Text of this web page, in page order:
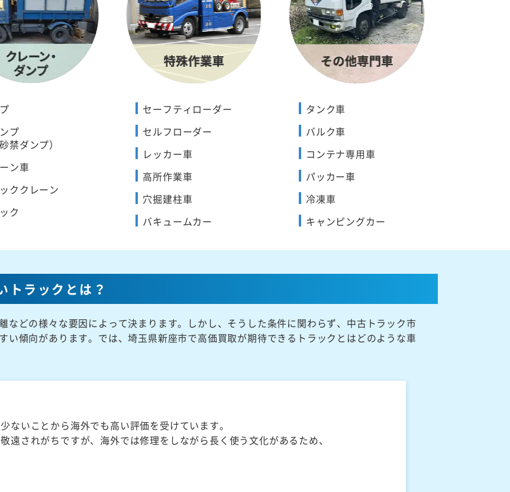
プ
砂禁ダンプ）
ン車
ククレーン
ク
セーフティローダー
セルフローダー
レッカー車
高所作業車
穴掘建柱車
バキュームカー
タンク車
バルク車
コンテナ専用車
パッカー車
冷凍車
キャンピングカー
トラックとは？
などの様々な要因によって決まります。しかし、そうした条件に関わらず、中古トラック市
い傾向があります。では、埼玉県新座市で高価買取が期待できるトラックとはどのような車
ないことから海外でも高い評価を受けています。
遠されがちですが、海外では修理をしながら長く使う文化があるため、